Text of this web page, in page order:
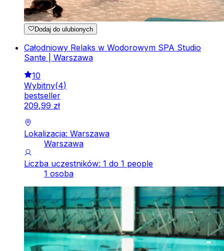
Dodaj do ulubionych
Całodniowy Relaks w Wodorowym SPA Studio
Sante | Warszawa
10
Wybitny(4)
bestseller
209,99 zł
Lokalizacja: Warszawa
Warszawa
Liczba uczestników: 1 do 1 people
1 osoba